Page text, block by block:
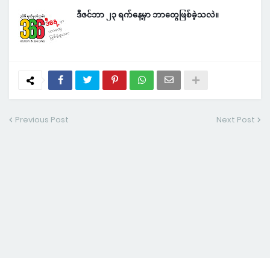
ဒီဇင်ဘာ ၂၃ ရက်နေ့မှာ ဘာတွေဖြစ်ခဲ့သလဲ။
Previous Post Next Post